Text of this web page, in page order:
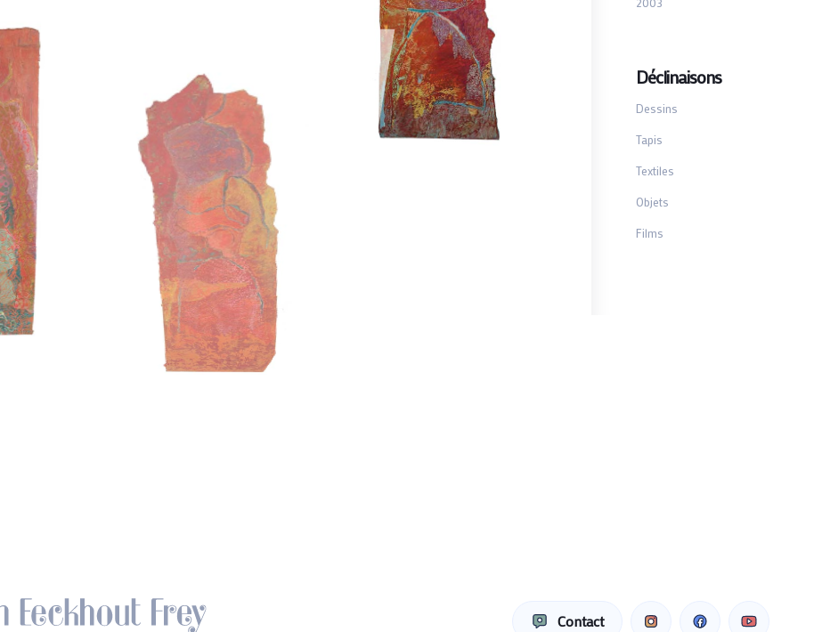
Déclinaisons
Dessins
Tapis
Textiles
Objets
Films
Contact